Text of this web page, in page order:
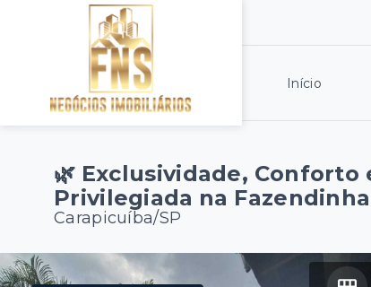
Início
🌿 Exclusividade, Conforto
Privilegiada na Fazendinha
Carapicuíba/SP